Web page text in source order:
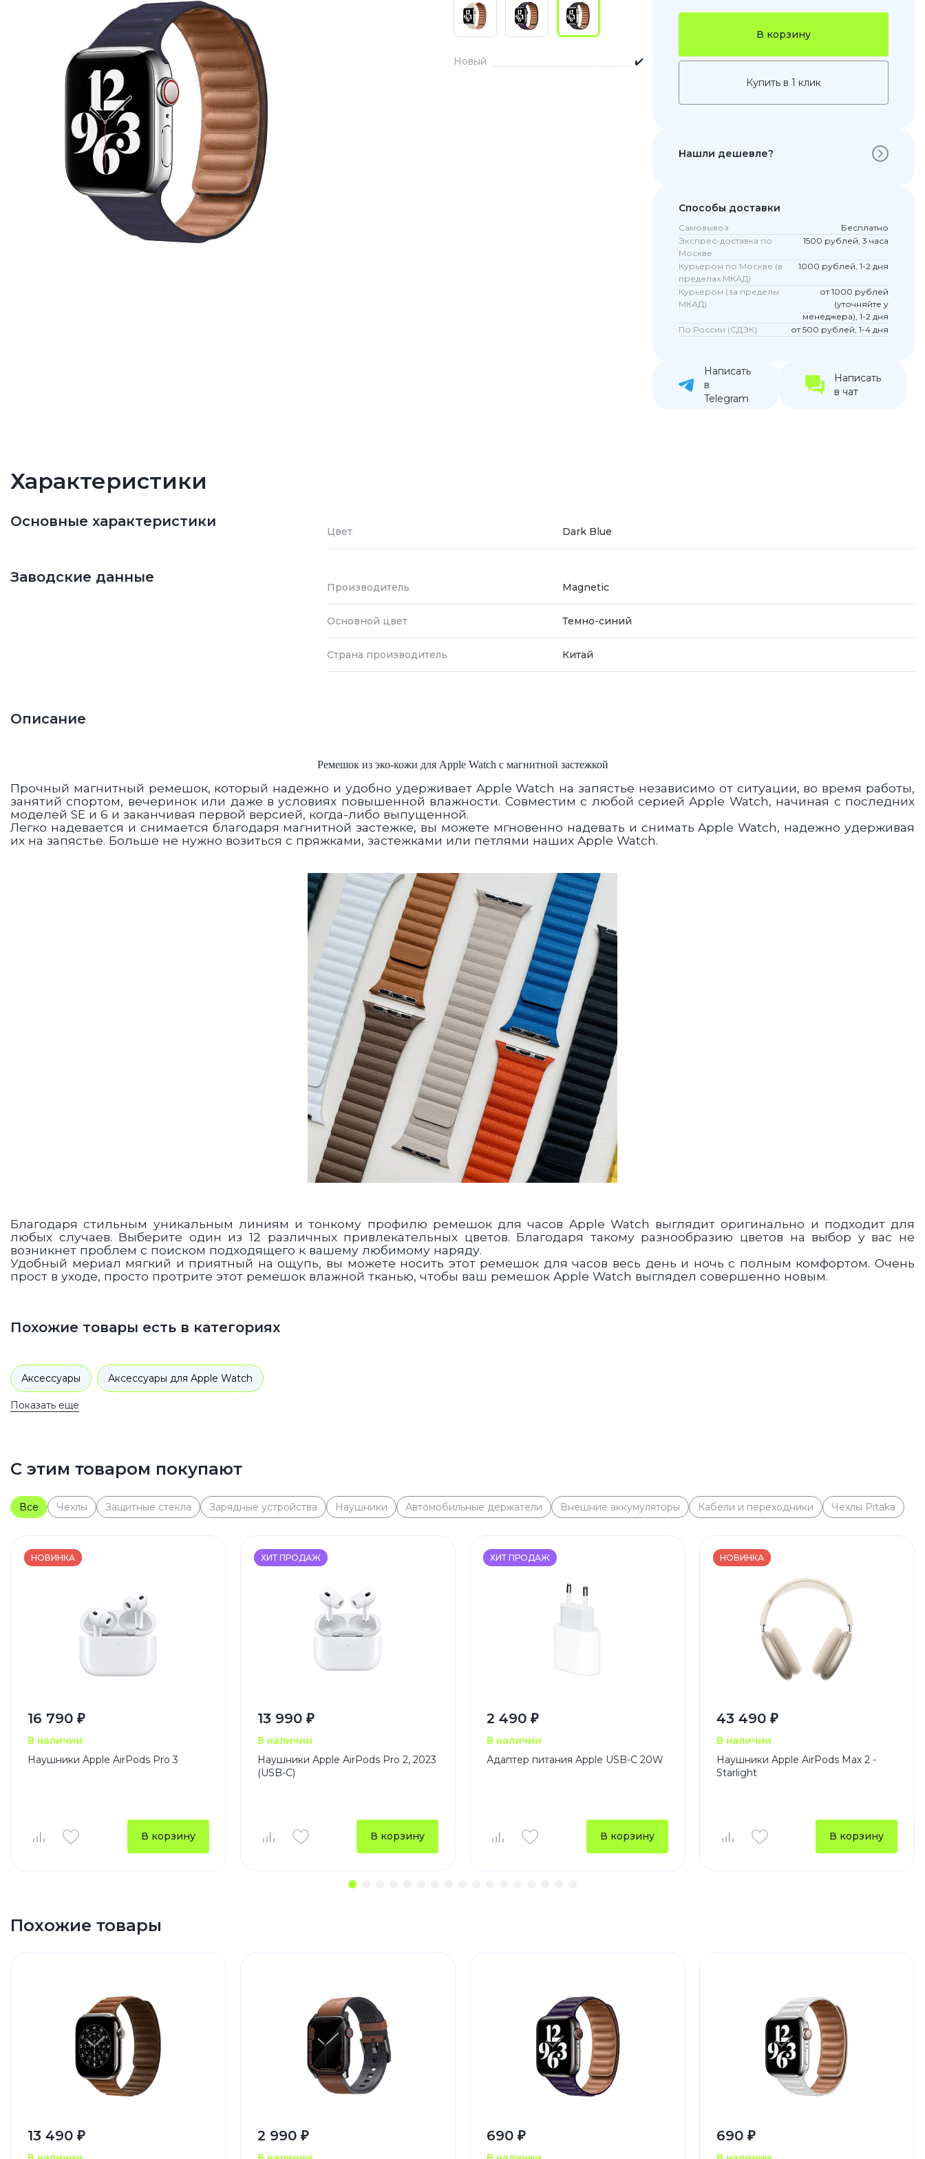
iPhone 11
iPhone SE
Pixel 9
Pixel 8
Poco
F Series
M Series
Автомобильные держатели
Новый ✔️
В корзину
Купить в 1 клик
Нашли дешевле?
Способы доставки
Самовывоз
Бесплатно
Экспрес-доставка по
Москве
1500 рублей, 3 часа
Курьером по Москве (в
пределах МКАД)
1000 рублей, 1-2 дня
Курьером (за пределы
МКАД)
от 1000 рублей
(уточняйте у
менеджера), 1-2 дня
По России (СДЭК)
от 500 рублей, 1-4 дня
Написать
в
Telegram
Написать
в чат
Характеристики
Основные характеристики
Цвет Dark Blue
Заводские данные
Производитель Magnetic
Основной цвет Темно-синий
Страна производитель Китай
Описание
Ремешок из эко-кожи для Apple Watch с магнитной застежкой
Прочный магнитный ремешок, который надежно и удобно удерживает Apple Watch на запястье независимо от ситуации, во время работы,
занятий спортом, вечеринок или даже в условиях повышенной влажности. Совместим с любой серией Apple Watch, начиная с последних
моделей SE и 6 и заканчивая первой версией, когда-либо выпущенной.
Легко надевается и снимается благодаря магнитной застежке, вы можете мгновенно надевать и снимать Apple Watch, надежно удерживая
их на запястье. Больше не нужно возиться с пряжками, застежками или петлями наших Apple Watch.
Благодаря стильным уникальным линиям и тонкому профилю ремешок для часов Apple Watch выглядит оригинально и подходит для
любых случаев. Выберите один из 12 различных привлекательных цветов. Благодаря такому разнообразию цветов на выбор у вас не
возникнет проблем с поиском подходящего к вашему любимому наряду.
Удобный мериал мягкий и приятный на ощупь, вы можете носить этот ремешок для часов весь день и ночь с полным комфортом. Очень
прост в уходе, просто протрите этот ремешок влажной тканью, чтобы ваш ремешок Apple Watch выглядел совершенно новым.
Похожие товары есть в категориях
Аксессуары Аксессуары для Apple Watch
Показать еще
С этим товаром покупают
Все Чехлы Защитные стекла Зарядные устройства Наушники Автомобильные держатели Внешние аккумуляторы Кабели и переходники Чехлы Pitaka
НОВИНКА
16 790 ₽
В наличии
Наушники Apple AirPods Pro 3
В корзину
ХИТ ПРОДАЖ
13 990 ₽
В наличии
Наушники Apple AirPods Pro 2, 2023
(USB-C)
В корзину
ХИТ ПРОДАЖ
2 490 ₽
В наличии
Адаптер питания Apple USB-C 20W
В корзину
НОВИНКА
43 490 ₽
В наличии
Наушники Apple AirPods Max 2 -
Starlight
В корзину
Похожие товары
13 490 ₽ 2 990 ₽ 690 ₽ 690 ₽